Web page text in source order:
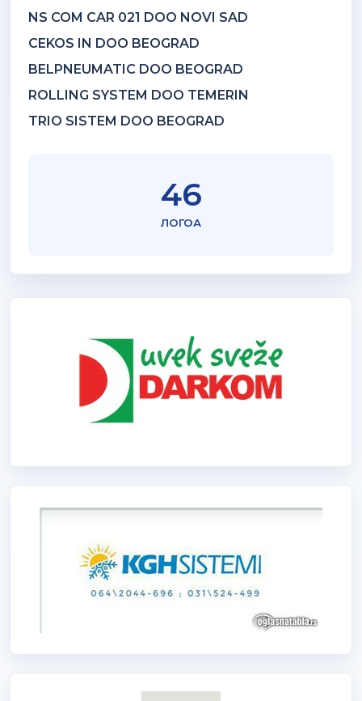
NS COM CAR 021 DOO NOVI SAD
CEKOS IN DOO BEOGRAD
BELPNEUMATIC DOO BEOGRAD
ROLLING SYSTEM DOO TEMERIN
TRIO SISTEM DOO BEOGRAD
46
ЛОГОА